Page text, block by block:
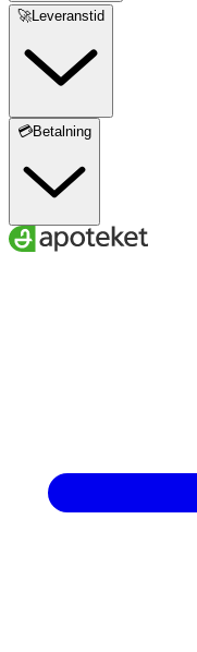
🚀Leveranstid
💳Betalning